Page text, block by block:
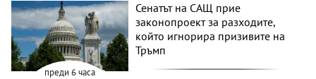
преди 6 часа
Сенатът на САЩ прие
законопроект за разходите,
който игнорира призивите на
Тръмп